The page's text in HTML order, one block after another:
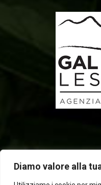
Diamo valore alla